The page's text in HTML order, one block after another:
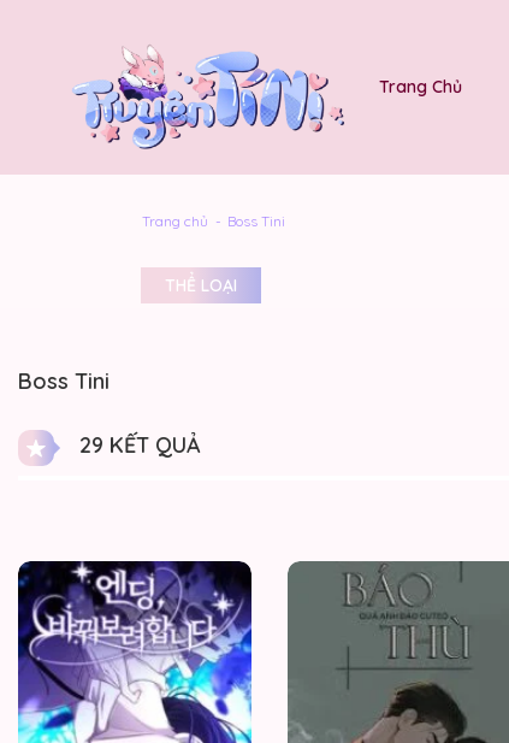
Trang Chủ
Trang chủ Boss Tini
THỂ LOẠI
Boss Tini
29 KẾT QUẢ